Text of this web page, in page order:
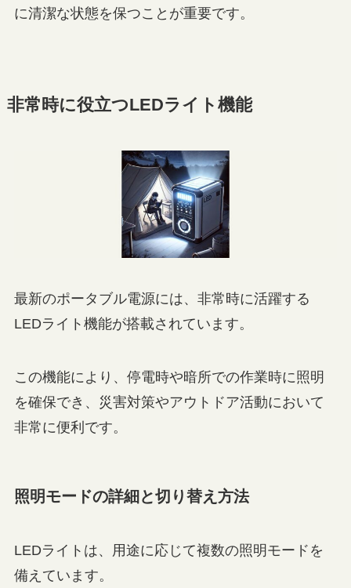
に清潔な状態を保つことが重要です。
非常時に役立つLEDライト機能
最新のポータブル電源には、非常時に活躍する
LEDライト機能が搭載されています。
この機能により、停電時や暗所での作業時に照明
を確保でき、災害対策やアウトドア活動において
非常に便利です。
照明モードの詳細と切り替え方法
LEDライトは、用途に応じて複数の照明モードを
備えています。